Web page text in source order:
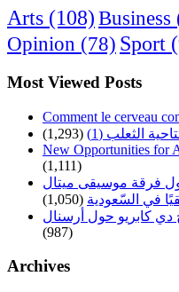
Arts (108) Business
Opinion (78) Sport
Most Viewed Posts
Comment le cerveau
الثعلب (1)
(1,293)
New Opportunities for
(1,111)
فرقة موسيقى ميتال
في السّعودية (1,050)
كابريو حول أرسنال
(987)
Archives